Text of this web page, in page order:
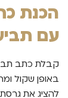
הכנת
עם
קבלת כתב
באופן שקול
להציג את